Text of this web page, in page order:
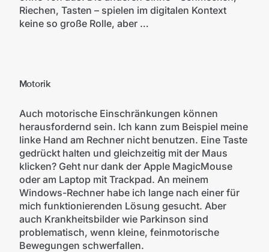
Riechen, Tasten – spielen im digitalen Kontext
keine so große Rolle, aber …
Motorik
Auch motorische Einschränkungen können
herausfordernd sein. Ich kann zum Beispiel meine
linke Hand am Rechner nicht benutzen. Eine Taste
gedrückt halten und gleichzeitig mit der Maus
klicken? Geht nur dank der Apple MagicMouse
oder am Laptop mit Trackpad. An meinem
Windows-Rechner habe ich lange nach einer für
mich funktionierenden Lösung gesucht. Aber
auch Krankheitsbilder wie Parkinson sind
problematisch, wenn kleine, feinmotorische
Bewegungen schwerfallen.